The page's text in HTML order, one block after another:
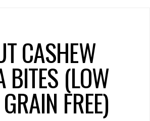
CASHEW
BITES (LOW
FREE)